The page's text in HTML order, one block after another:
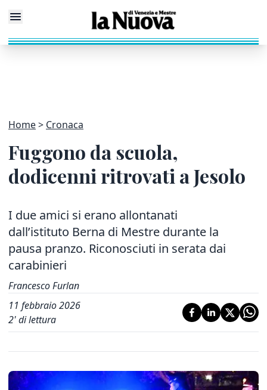
Home Cronaca
Fuggono da scuola,
dodicenni ritrovati a Jesolo
I due amici si erano allontanati
dall’istituto Berna di Mestre durante la
pausa pranzo. Riconosciuti in serata dai
carabinieri
Francesco Furlan
11 febbraio 2026
2' di lettura